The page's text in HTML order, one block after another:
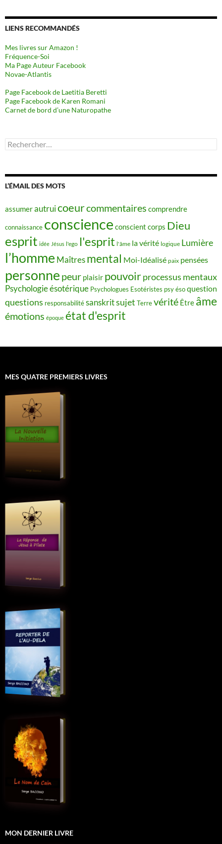
LIENS RECOMMANDÉS
Mes livres sur Amazon !
Fréquence-Soi
Ma Page Auteur Facebook
Novae-Atlantis
Page Facebook de Laetitia Beretti
Page Facebook de Karen Romani
Carnet de bord d’une Naturopathe
Rechercher :
L’ÉMAIL DES MOTS
assumerautruicoeurcommentaires comprendre
connaissance conscience conscient corps Dieu
esprit idée Jésus l'ego l'esprit l'âme la vérité logique Lumière
l’homme Maîtres mental Moi-Idéalisé paix pensées
personne peur plaisir pouvoirprocessus mentaux
Psychologie ésotérique Psychologues Esotéristes psy ésoquestion
questions responsabilitésanskritsujet Terrevérité Être âme
émotions époque état d'esprit
MES QUATRE PREMIERS LIVRES
MON DERNIER LIVRE